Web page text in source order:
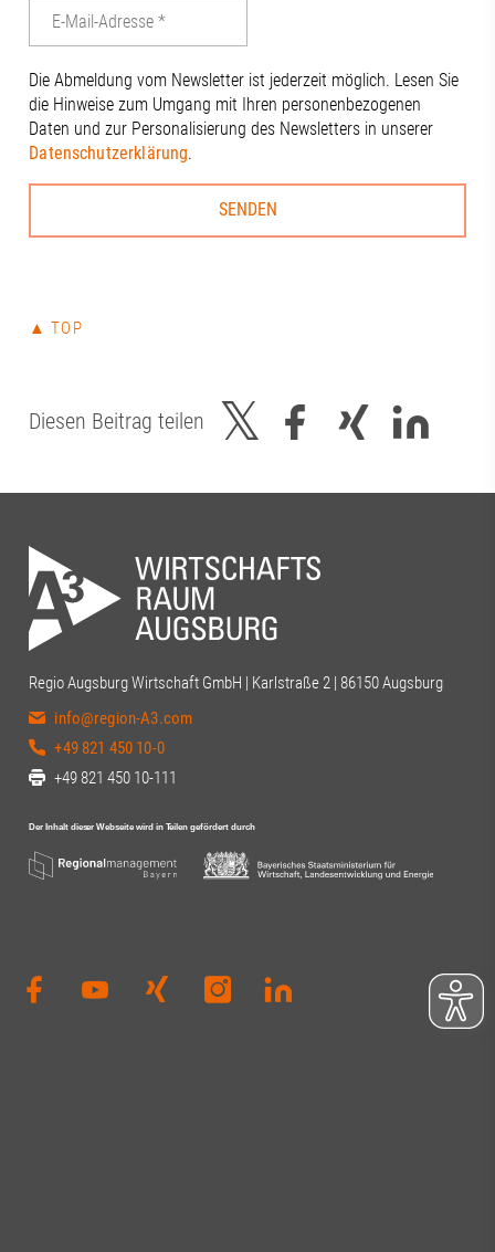
Die Abmeldung vom Newsletter ist jederzeit möglich. Lesen Sie
die Hinweise zum Umgang mit Ihren personenbezogenen
Daten und zur Personalisierung des Newsletters in unserer
Datenschutzerklärung.
▲ TOP
Diesen Beitrag teilen
Regio Augsburg Wirtschaft GmbH | Karlstraße 2 | 86150 Augsburg
info@region-A3.com
+49 821 450 10-0
+49 821 450 10-111